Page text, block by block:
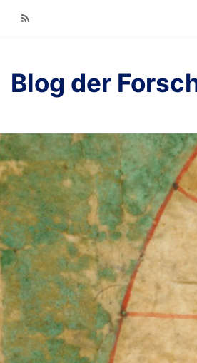
Blog der